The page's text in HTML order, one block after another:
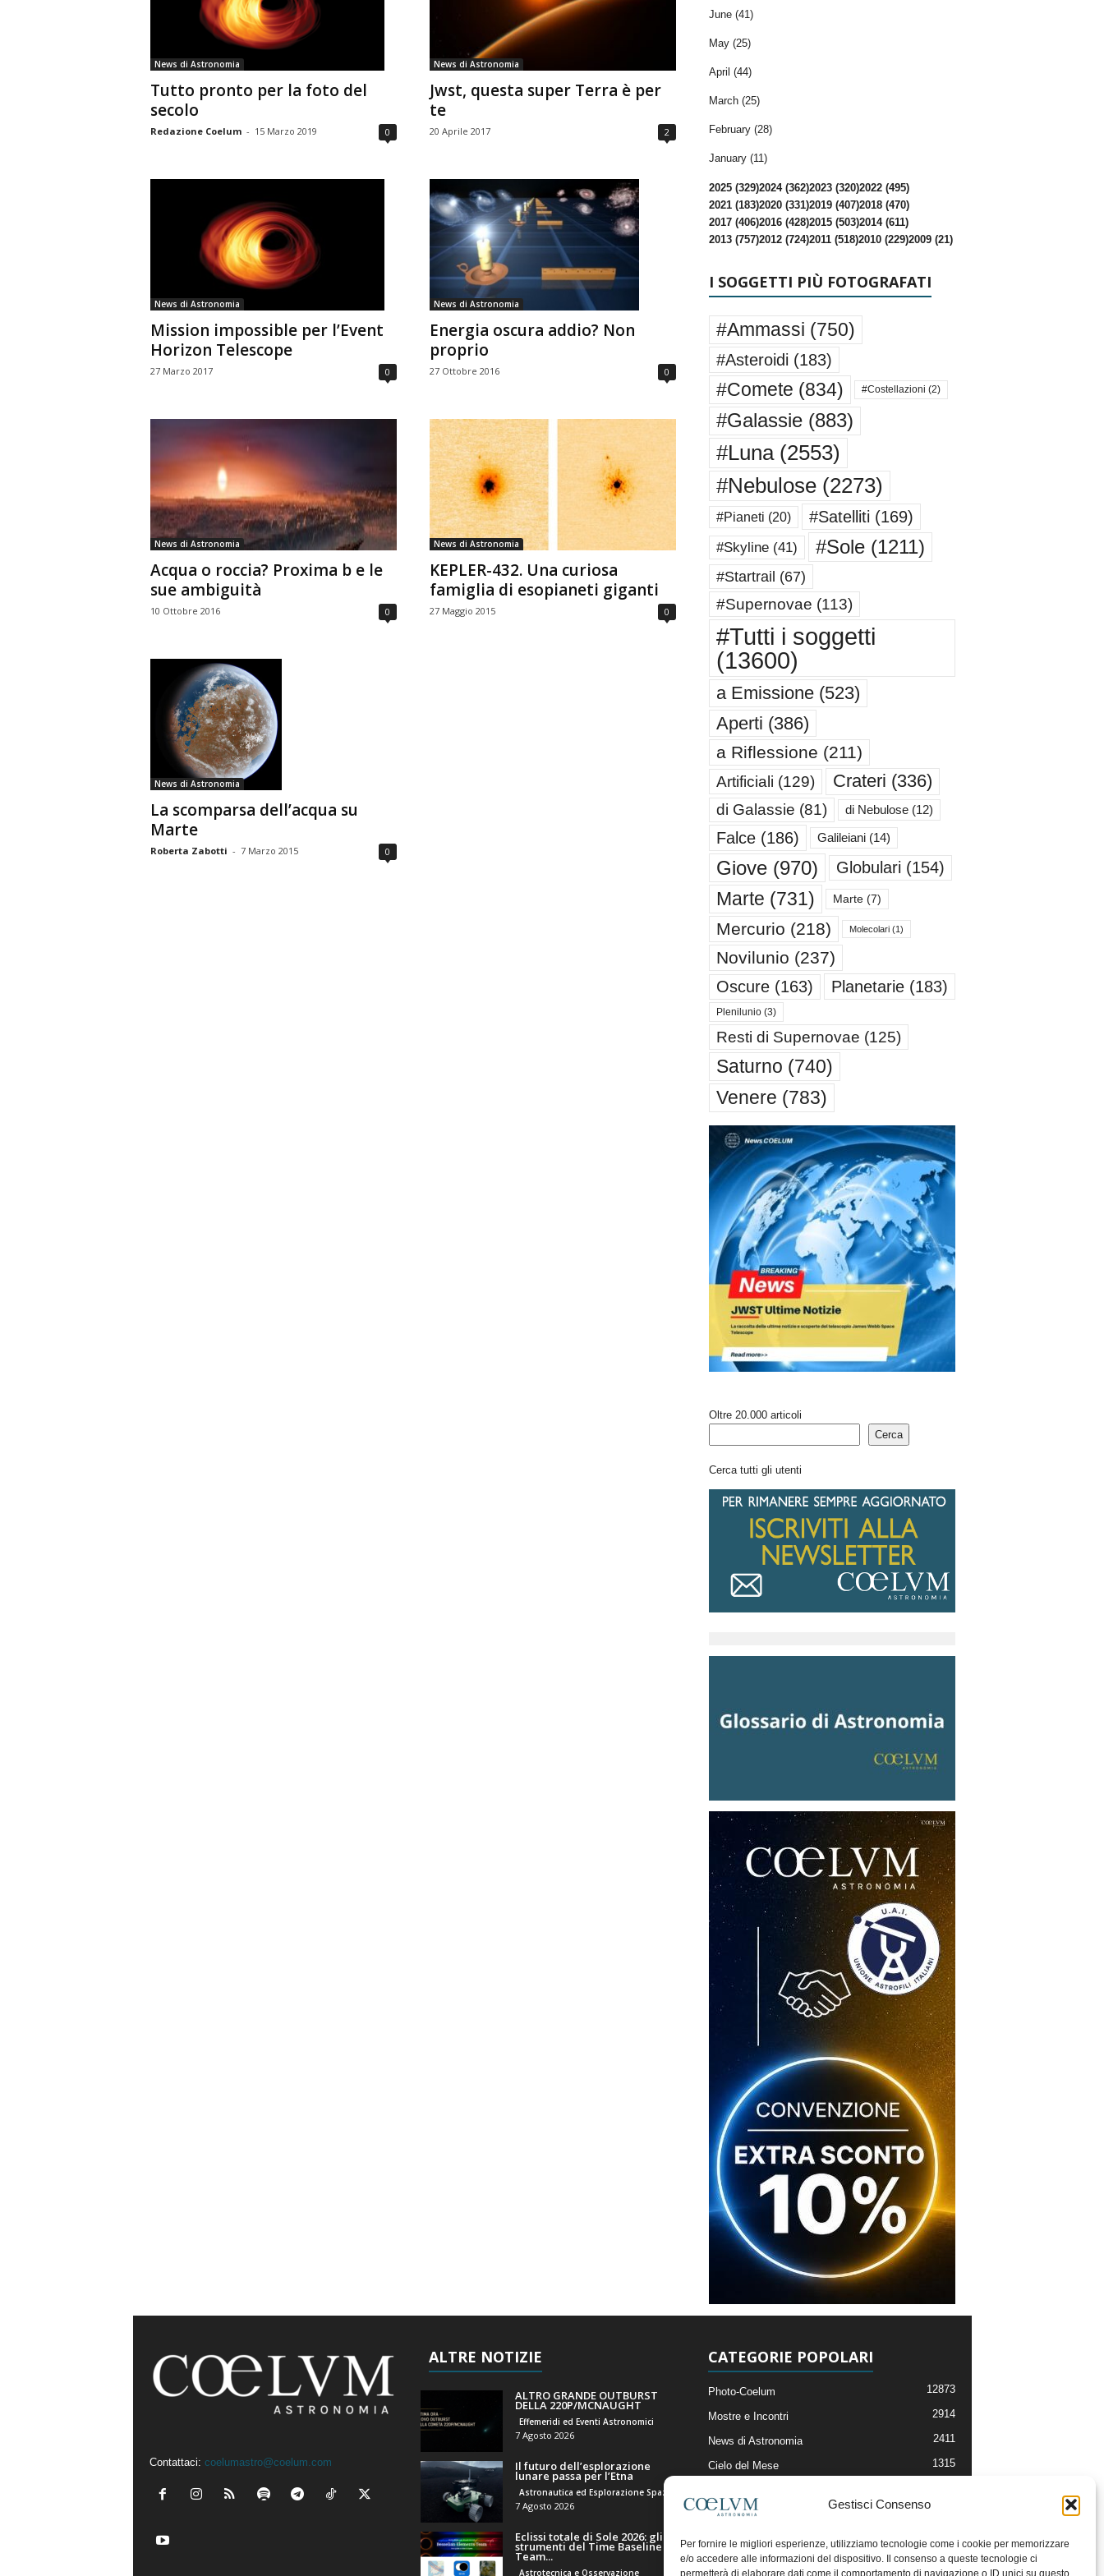
Gestisci Consenso
Per fornire le migliori esperienze, utilizziamo tecnologie come i cookie per memorizzare
e/o accedere alle informazioni del dispositivo. Il consenso a queste tecnologie ci
permetterà di elaborare dati come il comportamento di navigazione o ID unici su questo
n
o
i
a
News di Astronomia
Tutto pronto per la foto del
secolo
Redazione Coelum - 15 Marzo 2019 0
News di Astronomia
Jwst, questa super Terra è per
te
20 Aprile 2017 2
News di Astronomia
Mission impossible per l’Event
Horizon Telescope
27 Marzo 2017 0
News di Astronomia
Energia oscura addio? Non
proprio
27 Ottobre 2016 0
News di Astronomia
Acqua o roccia? Proxima b e le
sue ambiguità
10 Ottobre 2016 0
News di Astronomia
KEPLER-432. Una curiosa
famiglia di esopianeti giganti
27 Maggio 2015 0
News di Astronomia
La scomparsa dell’acqua su
Marte
Roberta Zabotti - 7 Marzo 2015 0
June (41)
May (25)
April (44)
March (25)
February (28)
January (11)
2025 (329)2024 (362)2023 (320)2022 (495)
2021 (183)2020 (331)2019 (407)2018 (470)
2017 (406)2016 (428)2015 (503)2014 (611)
2013 (757)2012 (724)2011 (518)2010 (229)2009 (21)
I SOGGETTI PIÙ FOTOGRAFATI
#Ammassi (750)
#Asteroidi (183)
#Comete (834) #Costellazioni (2)
#Galassie(883)
#Luna(2553)
#Nebulose(2273)
#Pianeti (20) #Satelliti (169)
#Skyline(41) #Sole(1211)
#Startrail (67)
#Supernovae (113)
#Tutti i soggetti
(13600)
a Emissione(523)
Aperti (386)
a Riflessione (211)
Artificiali (129) Crateri (336)
di Galassie (81) di Nebulose(12)
Falce(186) Galileiani(14)
Giove(970) Globulari (154)
Marte (731) Marte(7)
Mercurio (218) Molecolari(1)
Novilunio (237)
Oscure(163) Planetarie(183)
Plenilunio(3)
Resti di Supernovae (125)
Saturno (740)
Venere (783)
Oltre 20.000 articoli
Cerca
Cerca tutti gli utenti
Contattaci: coelumastro@coelum.com
ALTRE NOTIZIE
ALTRO GRANDE OUTBURST
DELLA 220P/MCNAUGHT
Effemeridi ed Eventi Astronomici
7 Agosto 2026
Il futuro dell’esplorazione
lunare passa per l’Etna
7 Agosto 2026
Eclissi totale di Sole 2026: gli
strumenti del Time Baseline
Team...
Astrotecnica e Osservazione
CATEGORIE POPOLARI
Photo-Coelum 12873
Mostre e Incontri 2914
News di Astronomia 2411
Cielo del Mese 1315
Articoli e Risorse On-Line
Il Blog della Redazione